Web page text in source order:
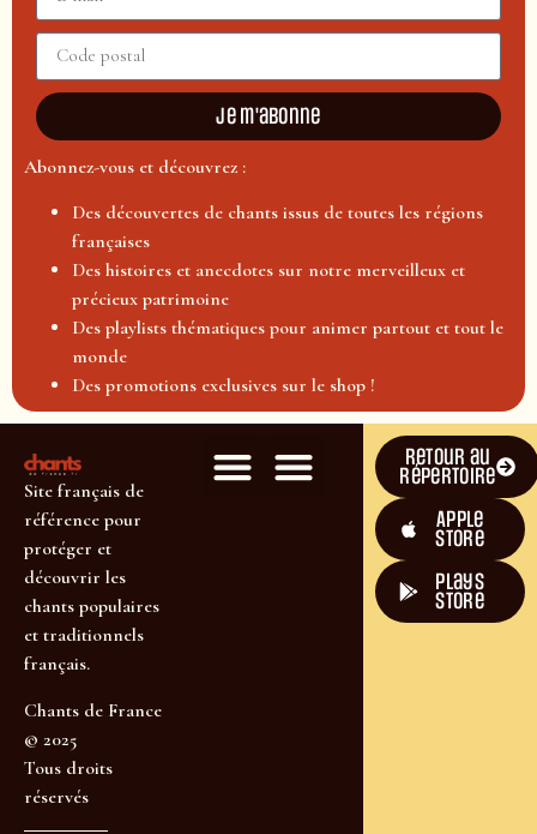
Je m'abonne
Abonnez-vous et découvrez :
Des découvertes de chants issus de toutes les régions
françaises
Des histoires et anecdotes sur notre merveilleux et
précieux patrimoine
Des playlists thématiques pour animer partout et tout le
monde
Des promotions exclusives sur le shop !
Site français de
référence pour
protéger et
découvrir les
chants populaires
et traditionnels
français.
Chants de France
© 2025
Tous droits
réservés
Retour au
répertoire
Apple
Store
plays
store